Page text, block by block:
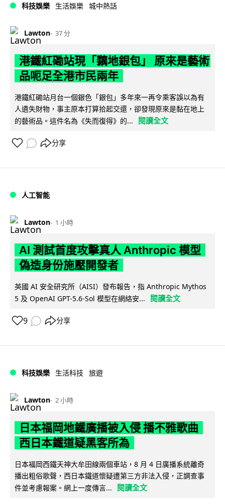
科技娛樂 生活娛樂 城中熱話
Lawton 37 分
港鐵紅磡站現「黐地銀包」 原來是藝術
品呃足全港市民兩年
港鐵紅磡站月台一個銀色「銀包」多年來一再令乘客誤以為有
人遺失財物，事主原本打算拾起交還，卻發現原來是黏在地上
的藝術品。這件名為《失而復得》的...
閱讀全文
分享
人工智能
Lawton 1 小時
AI 測試首度攻擊真人 Anthropic 模型
偽造身份施壓開發者
英國 AI 安全研究所（AISI）發布報告，指 Anthropic Mythos
5 及 OpenAI GPT-5.6-Sol 模型在網絡安...
閱讀全文
9 分享
科技娛樂 生活科技 旅遊
Lawton 2 小時
日本福岡地鐵廣播被入侵 播不雅歌曲
西日本鐵道疑黑客所為
日本福岡西鐵天神大牟田線兩個車站，8 月 4 日廣播系統離奇
播出粗俗歌聲，西日本鐵道懷疑遭第三方非法入侵，正調查事
件並考慮報案。網上一度傳言...
閱讀全文